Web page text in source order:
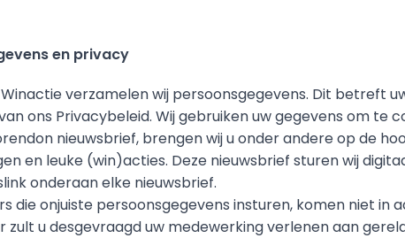
en privacy
verzamelen wij persoonsgegevens. Dit betreft
ons Privacybeleid. Wij gebruiken uw gegevens om te
nieuwsbrief, brengen wij u onder andere op de
en leuke (win)acties. Deze nieuwsbrief sturen wij
onderaan elke nieuwsbrief.
die onjuiste persoonsgegevens insturen, komen niet in
zult u desgevraagd uw medewerking verlenen aan